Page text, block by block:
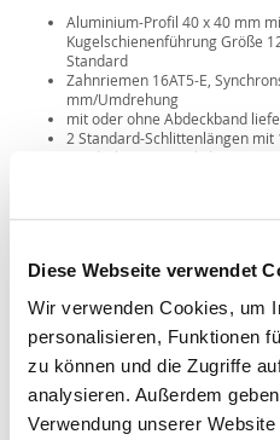
Diese Webseite verwendet
Wir verwenden Cookies, um
personalisieren, Funktionen
zu können und die Zugriffe
analysieren. Außerdem
Verwendung unserer
Aluminium-Profil 40 x 40 mm
Kugelschienenführung Größe
Standard
Zahnriemen 16AT5-E,
mm/Umdrehung
mit oder ohne Abdeckband
2 Standard-Schlittenlängen mit
Sonderlängen möglich